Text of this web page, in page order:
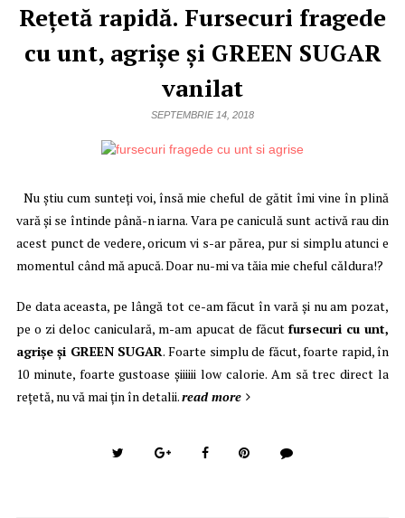
Rețetă rapidă. Fursecuri fragede
cu unt, agrișe și GREEN SUGAR
vanilat
SEPTEMBRIE 14, 2018
Nu știu cum sunteți voi, însă mie cheful de gătit îmi vine în plină
vară și se întinde până-n iarna. Vara pe caniculă sunt activă rau din
acest punct de vedere, oricum vi s-ar părea, pur si simplu atunci e
momentul când mă apucă. Doar nu-mi va tăia mie cheful căldura!?
De data aceasta, pe lângă tot ce-am făcut în vară și nu am pozat,
pe o zi deloc caniculară, m-am apucat de făcut fursecuri cu unt,
agrișe și GREEN SUGAR. Foarte simplu de făcut, foarte rapid, în
10 minute, foarte gustoase șiiiiii low calorie. Am să trec direct la
rețetă, nu vă mai țin în detalii.read more